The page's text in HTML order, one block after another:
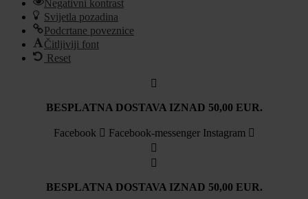
Negativni kontrast
Svijetla pozadina
Podcrtane poveznice
Čitljiviji font
Reset
BESPLATNA DOSTAVA IZNAD 50,00 EUR.
Facebook Facebook-messenger Instagram
BESPLATNA DOSTAVA IZNAD 50,00 EUR.